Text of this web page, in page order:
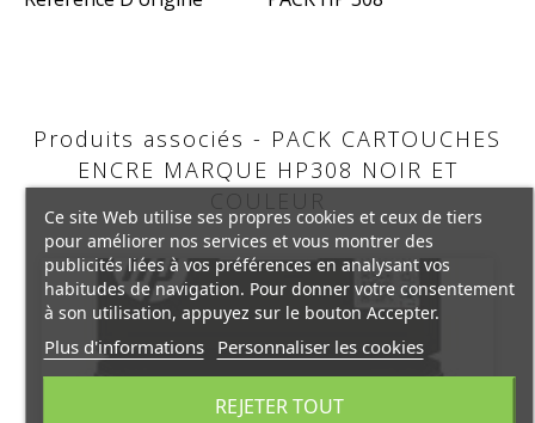
Produits associés - PACK CARTOUCHES
ENCRE MARQUE HP308 NOIR ET
COULEUR
Ce site Web utilise ses propres cookies et ceux de tiers
pour améliorer nos services et vous montrer des
publicités liées à vos préférences en analysant vos
habitudes de navigation. Pour donner votre consentement
à son utilisation, appuyez sur le bouton Accepter.
Plus d'informations Personnaliser les cookies
REJETER TOUT